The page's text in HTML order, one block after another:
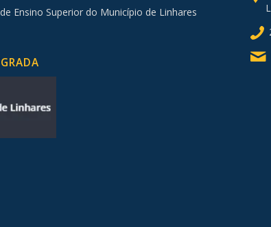
Ensino Superior do Município de Linhares